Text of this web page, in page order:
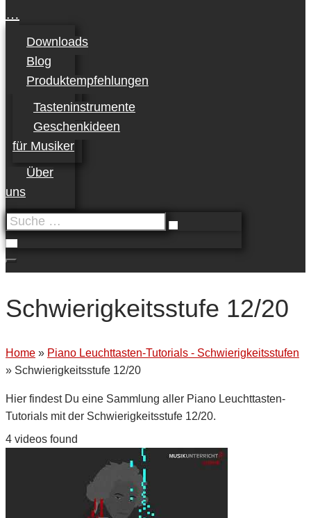
…
Downloads
Blog
Produktempfehlungen
Tasteninstrumente
Geschenkideen
für Musiker
Über
uns
Suche
…
Schwierigkeitsstufe 12/20
Home » Piano Leuchttasten-Tutorials - Schwierigkeitsstufen
» Schwierigkeitsstufe 12/20
Hier findest Du eine Sammlung aller Piano Leuchttasten-
Tutorials mit der Schwierigkeitsstufe 12/20.
4 videos found